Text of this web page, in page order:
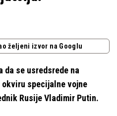
željeni izvor na Googlu
da se usredsrede na
specijalne vojne
Rusije Vladimir Putin.